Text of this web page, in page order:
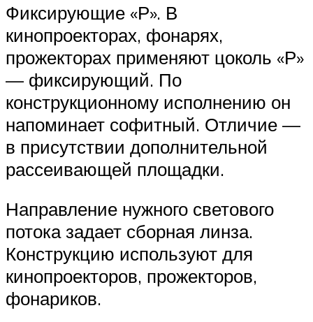
Фиксирующие «Р». В
кинопроекторах, фонарях,
прожекторах применяют цоколь «Р»
— фиксирующий. По
конструкционному исполнению он
напоминает софитный. Отличие —
в присутствии дополнительной
рассеивающей площадки.
Направление нужного светового
потока задает сборная линза.
Конструкцию используют для
кинопроекторов, прожекторов,
фонариков.